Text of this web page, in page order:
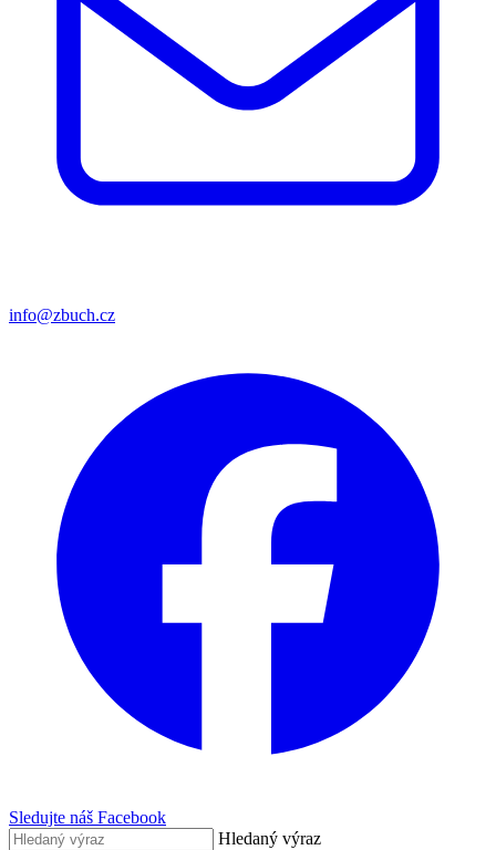
info@zbuch.cz
Sledujte náš Facebook
Hledaný výraz